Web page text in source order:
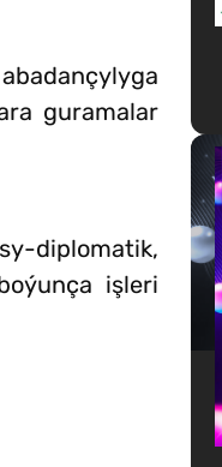
guramalar
diplomatik,
işleri